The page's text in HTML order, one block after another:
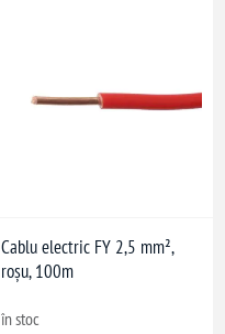
Cablu electric FY 2,5 mm²,
roșu, 100m
în stoc